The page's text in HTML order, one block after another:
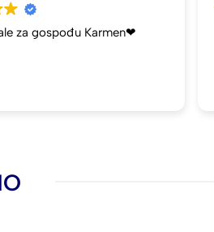
za gospođu Karmen❤